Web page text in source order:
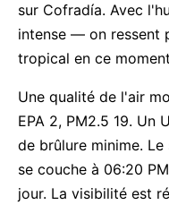
sur Cofradía. Avec
intense — on ressent
tropical en ce
Une qualité de l'air
EPA 2, PM2.5 19. Un
de brûlure minime.
se couche à 06:20
jour. La visibilité est